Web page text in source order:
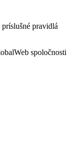
pravidlá
spoločnosti